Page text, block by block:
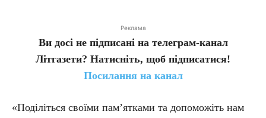
Реклама
Ви досі не підписані на телеграм-канал
Літгазети? Натисніть, щоб підписатися!
Посилання на канал
«Поділіться своїми пам’ятками та допоможіть нам